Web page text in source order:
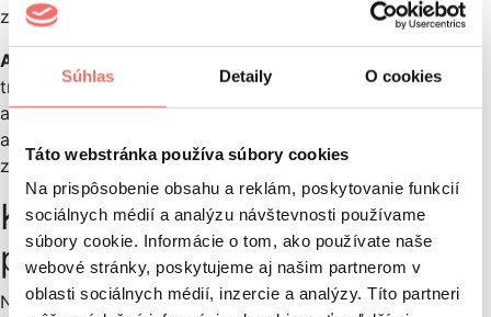
Súhlas Detaily O cookies
Táto webstránka používa súbory cookies
Na prispôsobenie obsahu a reklám, poskytovanie funkcií
sociálnych médií a analýzu návštevnosti používame
súbory cookie. Informácie o tom, ako používate naše
webové stránky, poskytujeme aj našim partnerom v
oblasti sociálnych médií, inzercie a analýzy. Títo partneri
zastupiteľnosť.
Agentúra
treba prepájať viac oblastí naraz – technické SEO, obsah,
analytiku, linkbuilding, reporting a koordináciu viacerých
aktivít. Výhodou je širší tím, zastupiteľnosť a skúsenosť
z rôznych typov projektov.
Kedy a komu sa oplatí
pracovať na SEO?
Nie každý web potrebuje veľkú mesačnú SEO spoluprácu.